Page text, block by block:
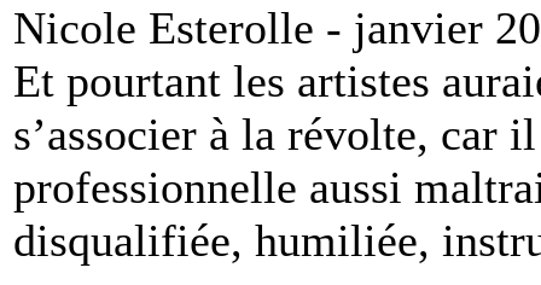
Nicole Esterolle - janvier
Et pourtant les artistes
s’associer à la révolte, car
professionnelle aussi
disqualifiée, humiliée,